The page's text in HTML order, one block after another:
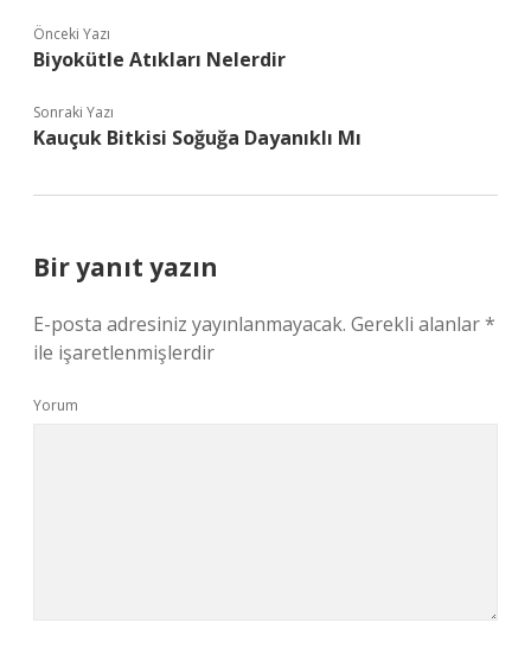
Önceki Yazı
Biyokütle Atıkları Nelerdir
Sonraki Yazı
Kauçuk Bitkisi Soğuğa Dayanıklı Mı
Bir yanıt yazın
E-posta adresiniz yayınlanmayacak. Gerekli alanlar*
ile işaretlenmişlerdir
Yorum